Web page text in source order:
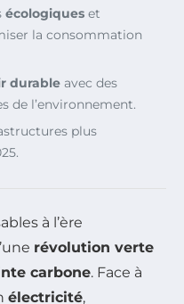
écologiques et
la consommation
durable avec des
de l’environnement.
plus
à l’ère
révolution verte
carbone. Face à
électricité,